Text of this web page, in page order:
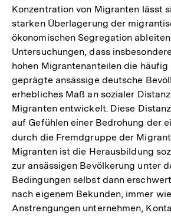
Fußnote
Konzentration von Migranten lässt
starken Überlagerung der
ökonomischen Segregation
Untersuchungen, dass
hohen Migrantenanteilen die
geprägte ansässige deutsche
erhebliches Maß an sozialer
Migranten entwickelt. Diese
auf Gefühlen einer Bedrohung der
durch die Fremdgruppe der
Migranten ist die Herausbildung
zur ansässigen Bevölkerung unter
Bedingungen selbst dann
nach eigenem Bekunden, immer
Anstrengungen unternehmen,